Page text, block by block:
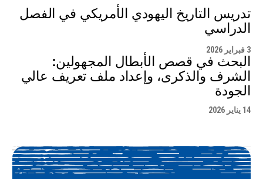
تدريس التاريخ اليهودي الأمريكي في الفصل
الدراسي
3 فبراير 2026
البحث في قصص الأبطال المجهولين:
الشرف والذكرى، وإعداد ملف تعريف عالي
الجودة
14 يناير 2026